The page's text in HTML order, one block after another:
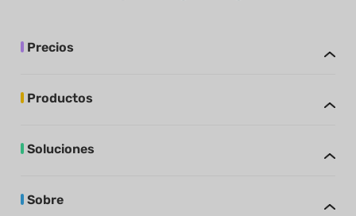
Precios
Productos
Soluciones
Sobre